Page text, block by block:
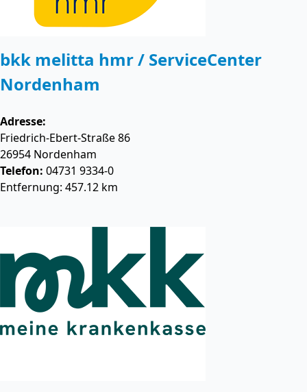
bkk melitta hmr / ServiceCenter
Nordenham
Adresse:
Friedrich-Ebert-Straße 86
26954 Nordenham
Telefon: 04731 9334-0
Entfernung: 457.12 km